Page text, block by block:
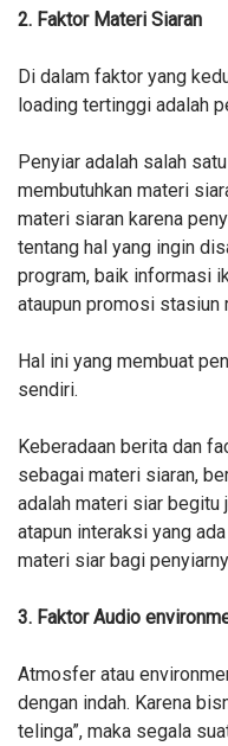
2. Faktor Materi Siaran
Di dalam faktor yang
loading tertinggi adalah
Penyiar adalah salah
membutuhkan materi
materi siaran karena
tentang hal yang ingin
program, baik informasi
ataupun promosi stasiun
Hal ini yang membuat
sendiri.
Keberadaan berita dan
sebagai materi siaran,
adalah materi siar begitu
atapun interaksi yang
materi siar bagi
3. FaktorAudio
Atmosfer atau
dengan indah. Karena
telinga”, maka segala